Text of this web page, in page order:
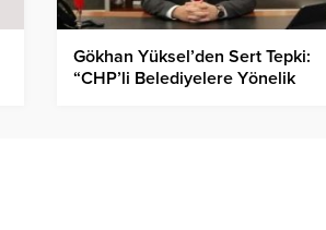
Gökhan Yüksel’den Sert Tepki:
“CHP’li Belediyelere Yönelik